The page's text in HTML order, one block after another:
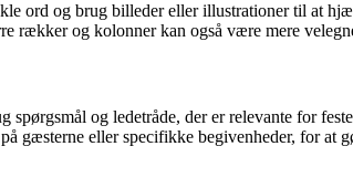
ord og brug billeder eller illustrationer til at
rækker og kolonner kan også være mere
og ledetråde, der er relevante for
gæsterne eller specifikke begivenheder, for at